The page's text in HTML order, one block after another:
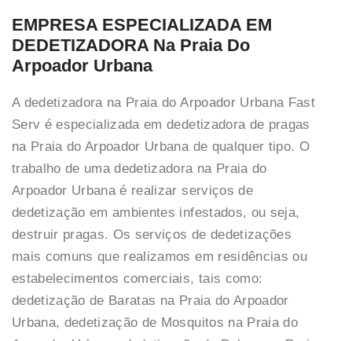
EMPRESA ESPECIALIZADA EM
DEDETIZADORA Na Praia Do
Arpoador Urbana
A dedetizadora na Praia do Arpoador Urbana Fast
Serv é especializada em dedetizadora de pragas
na Praia do Arpoador Urbana de qualquer tipo. O
trabalho de uma dedetizadora na Praia do
Arpoador Urbana é realizar serviços de
dedetização em ambientes infestados, ou seja,
destruir pragas. Os serviços de dedetizações
mais comuns que realizamos em residências ou
estabelecimentos comerciais, tais como:
dedetização de Baratas na Praia do Arpoador
Urbana, dedetização de Mosquitos na Praia do